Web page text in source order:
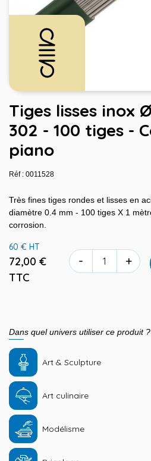
Tiges lisses inox
302 - 100 tiges -
piano
Réf : 0011528
Très fines tiges rondes et lisses en
diamètre 0.4 mm - 100 tiges X 1
corrosion.
60 € HT
72,00 €
TTC
- +
Dans quel univers utiliser ce produit ?
Art & Sculpture
Art culinaire
Modélisme